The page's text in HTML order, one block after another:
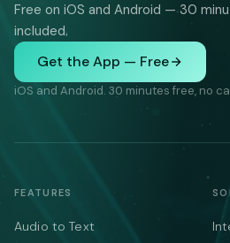
Free on iOS and Android — 30
included.
Get the App — Free
iOS and Android. 30 minutes free, no
FEATURES
Audio to Text